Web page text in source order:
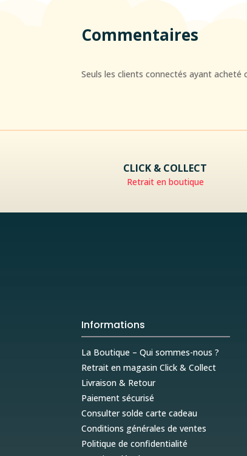
Commentaires
Seuls les clients connectés ayant
CLICK & COLLECT
Retrait en boutique
Informations
La Boutique – Qui sommes-nous ?
Retrait en magasin Click & Collect
Livraison & Retour
Paiement sécurisé
Consulter solde carte cadeau
Conditions générales de ventes
Politique de confidentialité